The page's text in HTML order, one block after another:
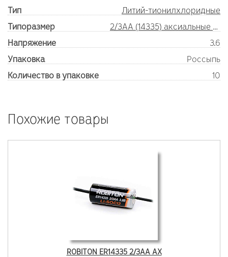
Тип
Литий-тионилхлоридные
Типоразмер
2/3AA (14335) аксиальные выводы
Напряжение
3.6
Упаковка
Россыпь
Количество в упаковке
10
Похожие товары
ROBITON ER14335 2/3AA AX